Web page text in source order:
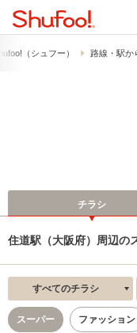
（シュフー） 路線・駅か
チラシ
住道駅（大阪府）周辺の
すべてのチラシ
スーパー ファッション